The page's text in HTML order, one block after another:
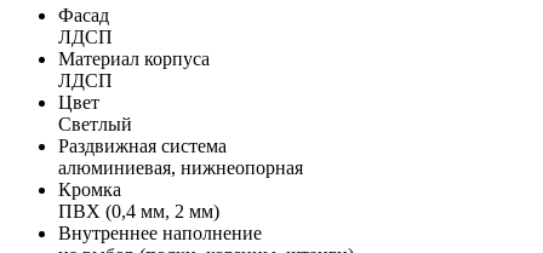
Фасад
ЛДСП
Материал корпуса
ЛДСП
Цвет
Светлый
Раздвижная система
алюминиевая, нижнеопорная
Кромка
ПВХ (0,4 мм, 2 мм)
Внутреннее наполнение